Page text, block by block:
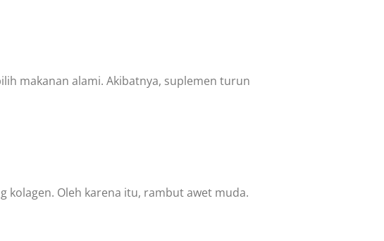
makanan alami. Akibatnya, suplemen turun
kolagen. Oleh karena itu, rambut awet muda.